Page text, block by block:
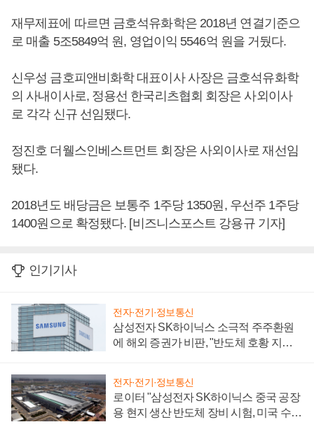
재무제표에 따르면 금호석유화학은 2018년 연결기준으
로 매출 5조5849억 원, 영업이익 5546억 원을 거뒀다.
신우성 금호피앤비화학 대표이사 사장은 금호석유화학
의 사내이사로, 정용선 한국리츠협회 회장은 사외이사
로 각각 신규 선임됐다.
정진호 더웰스인베스트먼트 회장은 사외이사로 재선임
됐다.
2018년도 배당금은 보통주 1주당 1350원, 우선주 1주당
1400원으로 확정됐다. [비즈니스포스트 강용규 기자]
인기기사
전자·전기·정보통신
삼성전자 SK하이닉스 소극적 주주환원
에 해외 증권가 비판, "반도체 호황 지속
전자·전기·정보통신
로이터 "삼성전자 SK하이닉스 중국 공장
용 현지 생산 반도체 장비 시험, 미국 수출